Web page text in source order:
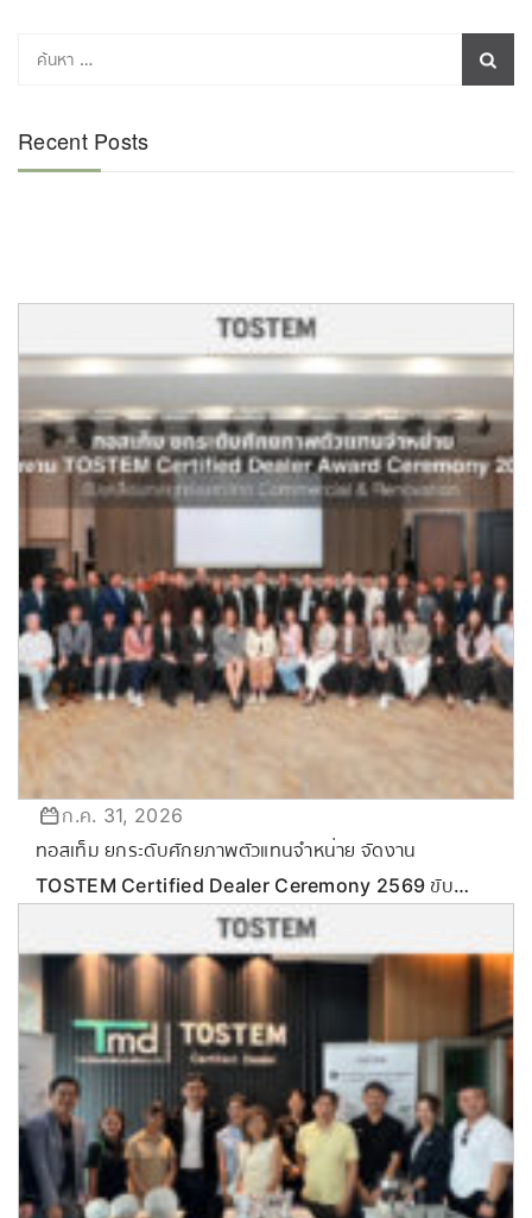
Recent Posts
ก.ค. 31, 2026
ทอสเท็ม ยกระดับศักยภาพตัวแทนจำหน่าย จัดงาน
TOSTEM Certified Dealer Ceremony 2569 ขับ
เคลื่อนกลยุทธ์ลุยตลาด Commercial & Renovation